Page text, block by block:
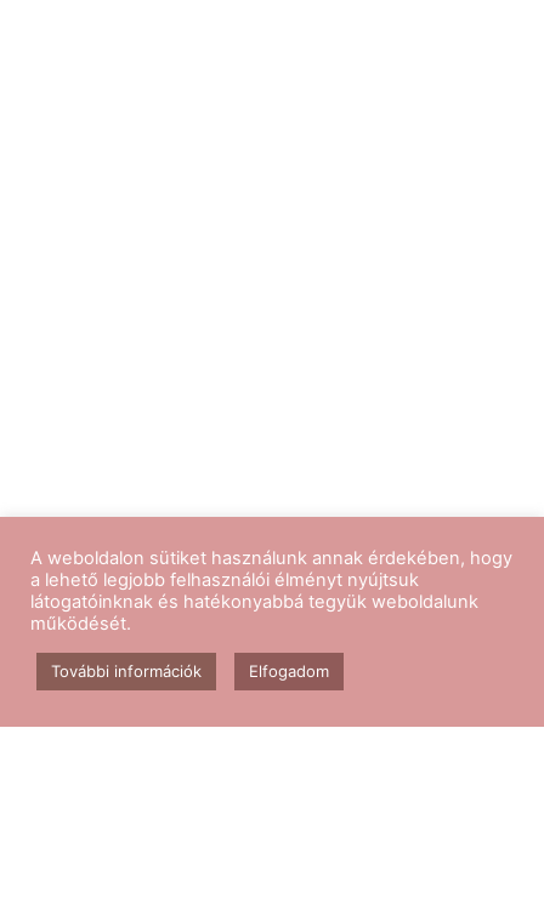
Kövess minket
A weboldalon sütiket használunk annak érdekében, hogy
a lehető legjobb felhasználói élményt nyújtsuk
látogatóinknak és hatékonyabbá tegyük weboldalunk
működését.
További információk Elfogadom